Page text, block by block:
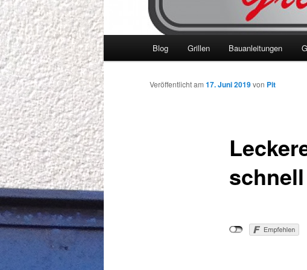
Blog Grillen Bauanleitungen
Veröffentlicht am 17. Juni 2019von Pit